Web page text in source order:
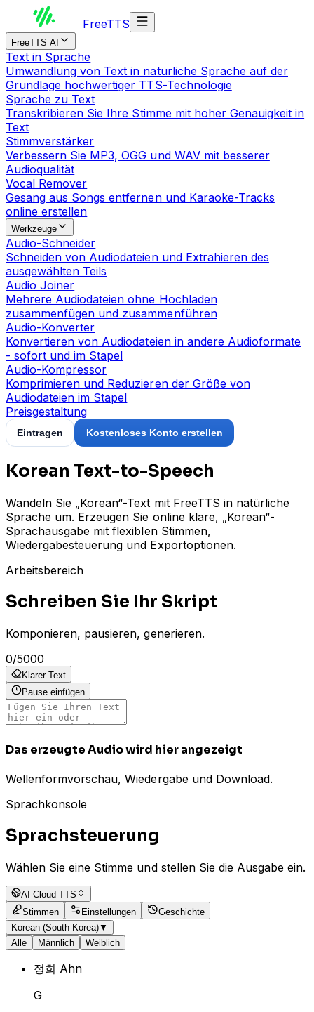
FreeTTS
FreeTTS AI
Text in Sprache
Umwandlung von Text in natürliche Sprache auf der
Grundlage hochwertiger TTS-Technologie
Sprache zu Text
Transkribieren Sie Ihre Stimme mit hoher Genauigkeit in
Text
Stimmverstärker
Verbessern Sie MP3, OGG und WAV mit besserer
Audioqualität
Vocal Remover
Gesang aus Songs entfernen und Karaoke-Tracks
online erstellen
Werkzeuge
Audio-Schneider
Schneiden von Audiodateien und Extrahieren des
ausgewählten Teils
Audio Joiner
Mehrere Audiodateien ohne Hochladen
zusammenfügen und zusammenführen
Audio-Konverter
Konvertieren von Audiodateien in andere Audioformate
- sofort und im Stapel
Audio-Kompressor
Komprimieren und Reduzieren der Größe von
Audiodateien im Stapel
Preisgestaltung
Eintragen Kostenloses Konto erstellen
Korean Text-to-Speech
Wandeln Sie „Korean“-Text mit FreeTTS in natürliche
Sprache um. Erzeugen Sie online klare, „Korean“-
Sprachausgabe mit flexiblen Stimmen,
Wiedergabesteuerung und Exportoptionen.
Arbeitsbereich
Schreiben Sie Ihr Skript
Komponieren, pausieren, generieren.
0/5000
Klarer Text
Pause einfügen
Das erzeugte Audio wird hier angezeigt
Wellenformvorschau, Wiedergabe und Download.
Sprachkonsole
Sprachsteuerung
Wählen Sie eine Stimme und stellen Sie die Ausgabe ein.
AI Cloud TTS
Stimmen
Einstellungen
Geschichte
Korean (South Korea)▼
Alle
Männlich Weiblich
정희 Ahn
G